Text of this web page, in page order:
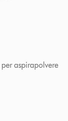
aspirapolvere